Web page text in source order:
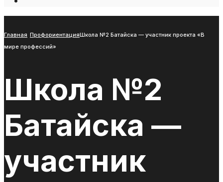
Главная ПрофориентацияШкола №2 Батайска — участник проекта «В
мире профессий»
Школа №2
Батайска —
участник